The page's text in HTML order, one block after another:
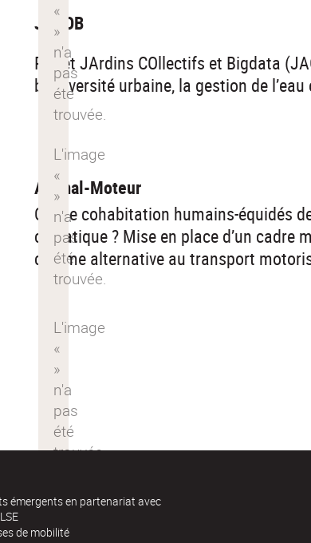
JACOB
Projet JArdins COllectifs et Bigdata
biodiversité urbaine, la gestion de
Animal-Moteur
Quelle cohabitation humains-équidés
climatique ? Mise en place d’un cadre
comme alternative au transport
émergents en partenariat avec
de mobilité